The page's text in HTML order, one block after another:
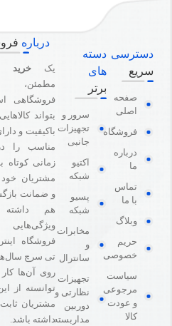
دسترسی
سریع
صفحه
اصلی
فروشگاه
درباره
ما
تماس
با ما
وبلاگ
حریم
خصوصی
سیاست
مرجوعی
و عودت
کالا
دسته
های
برتر
سرور و
تجهیزات
جانبی
اکتیو
شبکه
پسیو
شبکه
مخابرات
و
سانترال
تجهیزات
نظارتی و
دوربین
مداربسته
درباره
یک خرید
مطمئن،
فروشگاهی
بتواند
باکیفیت و
مناسب را
زمانی
مشتریان خود
و ضمانت
هم داشته
فروشگاه
تی سرچ
روی آن‌ها
توانسته از
مشتریان ثابت
داشته باشد.